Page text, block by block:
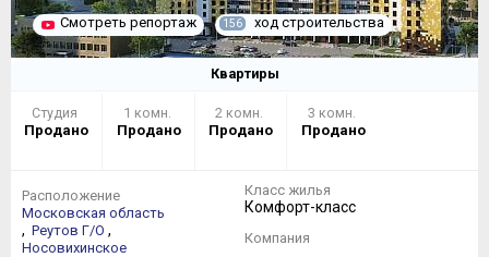
Смотреть репортаж 156 ход строительства
Квартиры
Студия
Продано
1 комн.
Продано
2 комн.
Продано
3 комн.
Продано
Расположение
Московская область
, Реутов Г/О ,
Носовихинское
Класс жилья
Комфорт-класс
Компания